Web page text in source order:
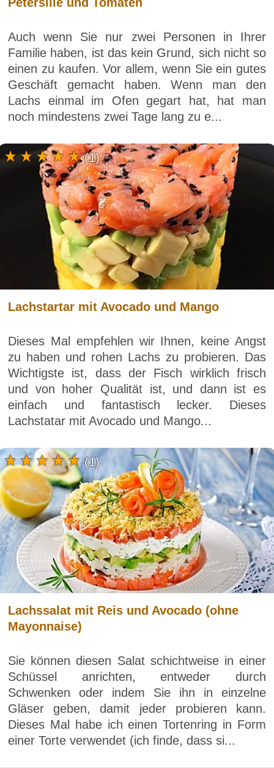
Auch wenn Sie nur zwei Personen in Ihrer
Familie haben, ist das kein Grund, sich nicht so
einen zu kaufen. Vor allem, wenn Sie ein gutes
Geschäft gemacht haben. Wenn man den
Lachs einmal im Ofen gegart hat, hat man
noch mindestens zwei Tage lang zu e...
Lachstartar mit Avocado und Mango
Dieses Mal empfehlen wir Ihnen, keine Angst
zu haben und rohen Lachs zu probieren. Das
Wichtigste ist, dass der Fisch wirklich frisch
und von hoher Qualität ist, und dann ist es
einfach und fantastisch lecker. Dieses
Lachstatar mit Avocado und Mango...
(1)
Lachssalat mit Reis und Avocado (ohne
Mayonnaise)
Sie können diesen Salat schichtweise in einer
Schüssel anrichten, entweder durch
Schwenken oder indem Sie ihn in einzelne
Gläser geben, damit jeder probieren kann.
Dieses Mal habe ich einen Tortenring in Form
einer Torte verwendet (ich finde, dass si...
(1)